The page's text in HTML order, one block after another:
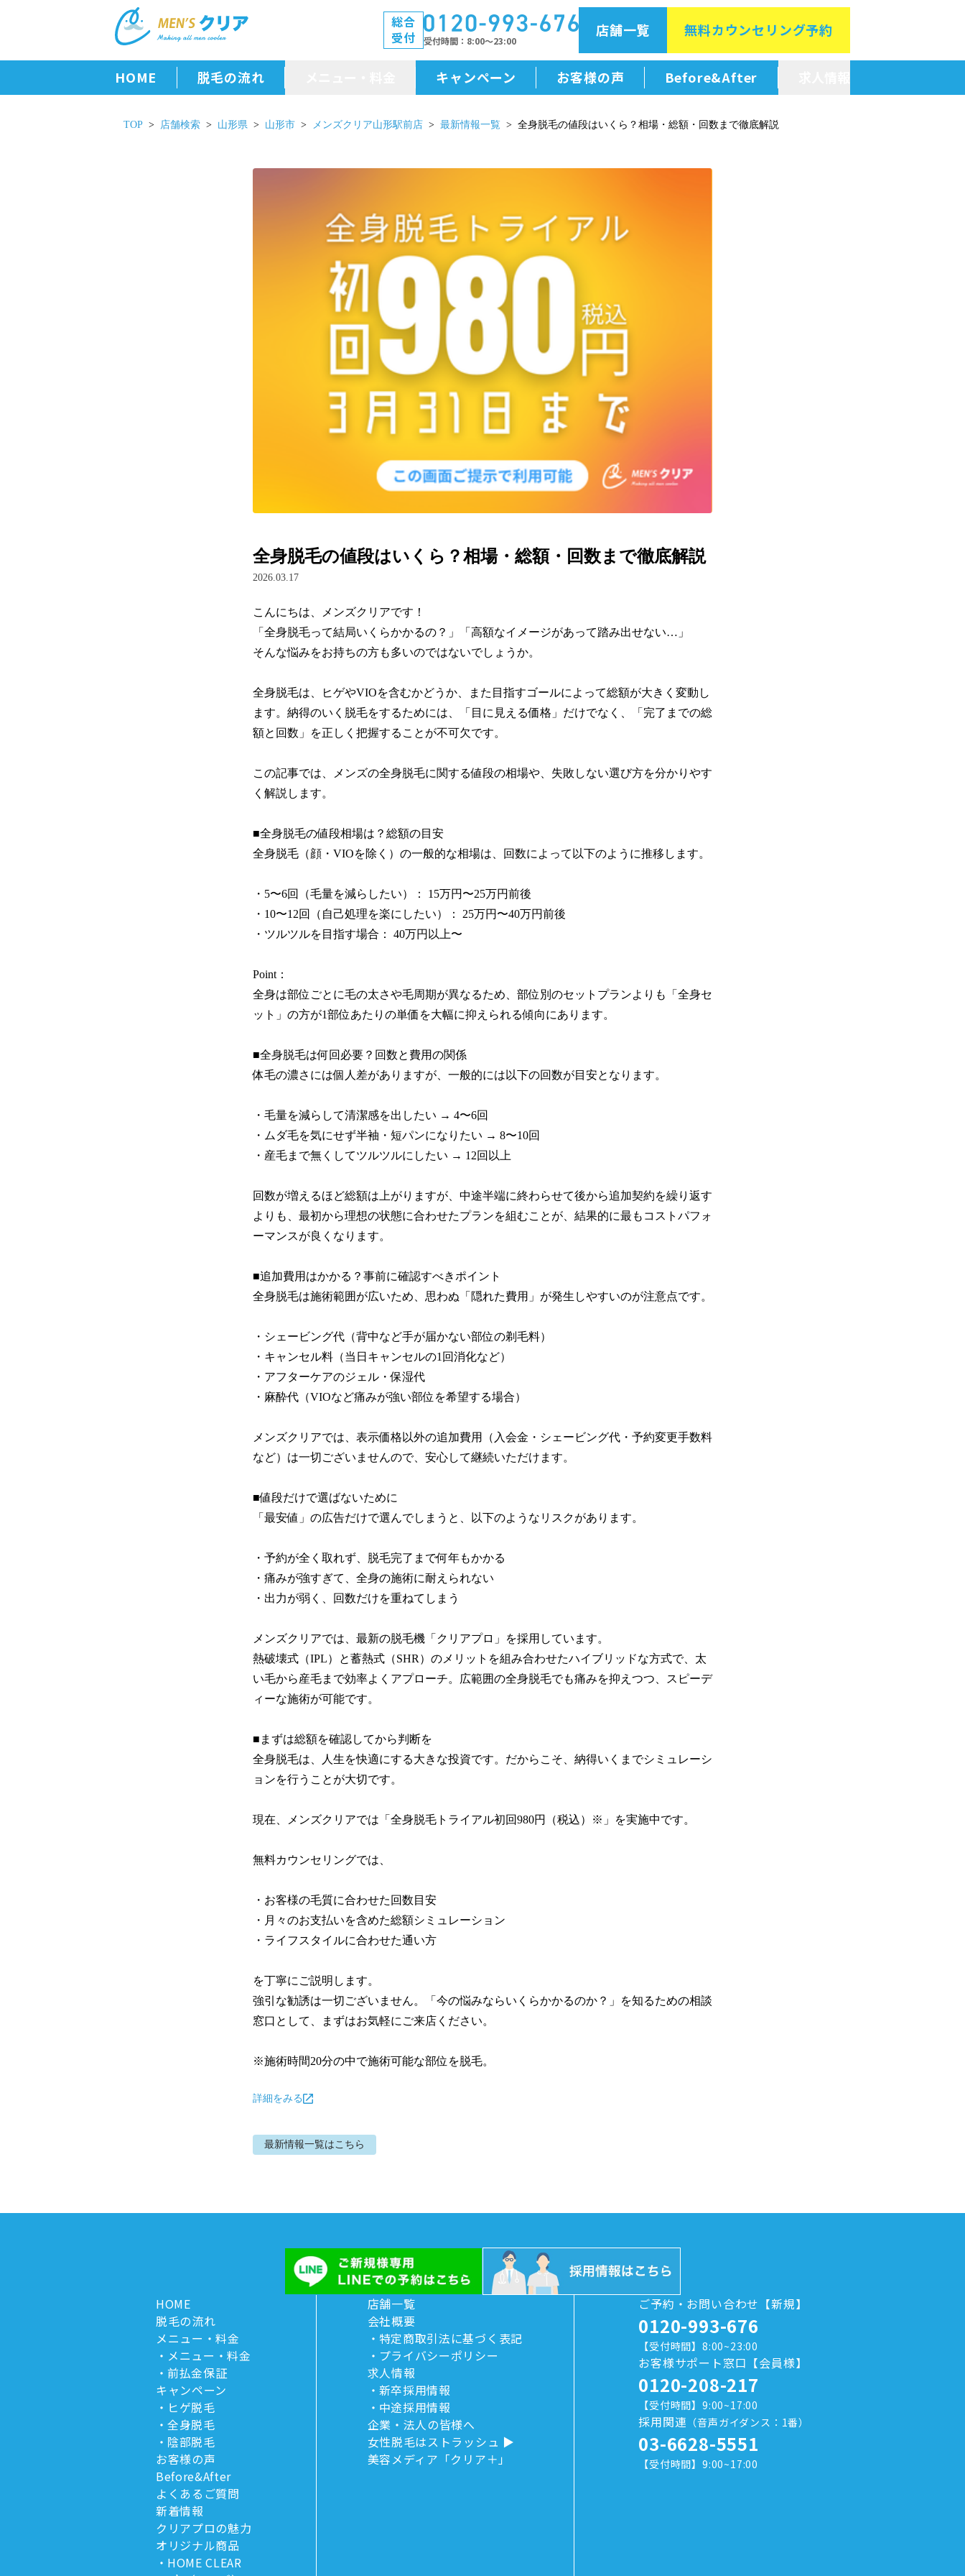
総合
受付
受付時間 8:00～23:00
店舗一覧 無料カウンセリング予約
HOME 脱毛の流れ
メニュー・料金
キャンペーン お客様の声 Before&After
TOP 店舗検索 山形県 山形市 メンズクリア山形駅前店 最新情報一覧 全身脱毛の値段はいくら？相場・総額・回数まで徹底解説
全身脱毛の値段はいくら？相場・総額・回数まで徹底解説
2026.03.17
こんにちは、メンズクリアです！
「全身脱毛って結局いくらかかるの？」「高額なイメージがあって踏み出せない…」
そんな悩みをお持ちの方も多いのではないでしょうか。
全身脱毛は、ヒゲやVIOを含むかどうか、また目指すゴールによって総額が大きく変動し
ます。納得のいく脱毛をするためには、「目に見える価格」だけでなく、「完了までの総
額と回数」を正しく把握することが不可欠です。
この記事では、メンズの全身脱毛に関する値段の相場や、失敗しない選び方を分かりやす
く解説します。
■全身脱毛の値段相場は？総額の目安
全身脱毛（顔・VIOを除く）の一般的な相場は、回数によって以下のように推移します。
・5〜6回（毛量を減らしたい）： 15万円〜25万円前後
・10〜12回（自己処理を楽にしたい）： 25万円〜40万円前後
・ツルツルを目指す場合： 40万円以上〜
Point：
全身は部位ごとに毛の太さや毛周期が異なるため、部位別のセットプランよりも「全身セ
ット」の方が1部位あたりの単価を大幅に抑えられる傾向にあります。
■全身脱毛は何回必要？回数と費用の関係
体毛の濃さには個人差がありますが、一般的には以下の回数が目安となります。
・毛量を減らして清潔感を出したい → 4〜6回
・ムダ毛を気にせず半袖・短パンになりたい → 8〜10回
・産毛まで無くしてツルツルにしたい → 12回以上
回数が増えるほど総額は上がりますが、中途半端に終わらせて後から追加契約を繰り返す
よりも、最初から理想の状態に合わせたプランを組むことが、結果的に最もコストパフォ
ーマンスが良くなります。
■追加費用はかかる？事前に確認すべきポイント
全身脱毛は施術範囲が広いため、思わぬ「隠れた費用」が発生しやすいのが注意点です。
・シェービング代（背中など手が届かない部位の剃毛料）
・キャンセル料（当日キャンセルの1回消化など）
・アフターケアのジェル・保湿代
・麻酔代（VIOなど痛みが強い部位を希望する場合）
メンズクリアでは、表示価格以外の追加費用（入会金・シェービング代・予約変更手数料
など）は一切ございませんので、安心して継続いただけます。
■値段だけで選ばないために
「最安値」の広告だけで選んでしまうと、以下のようなリスクがあります。
・予約が全く取れず、脱毛完了まで何年もかかる
・痛みが強すぎて、全身の施術に耐えられない
・出力が弱く、回数だけを重ねてしまう
メンズクリアでは、最新の脱毛機「クリアプロ」を採用しています。
熱破壊式（IPL）と蓄熱式（SHR）のメリットを組み合わせたハイブリッドな方式で、太
い毛から産毛まで効率よくアプローチ。広範囲の全身脱毛でも痛みを抑えつつ、スピーデ
ィーな施術が可能です。
■まずは総額を確認してから判断を
全身脱毛は、人生を快適にする大きな投資です。だからこそ、納得いくまでシミュレーシ
ョンを行うことが大切です。
現在、メンズクリアでは「全身脱毛トライアル初回980円（税込）※」を実施中です。
無料カウンセリングでは、
・お客様の毛質に合わせた回数目安
・月々のお支払いを含めた総額シミュレーション
・ライフスタイルに合わせた通い方
を丁寧にご説明します。
強引な勧誘は一切ございません。「今の悩みならいくらかかるのか？」を知るための相談
窓口として、まずはお気軽にご来店ください。
※施術時間20分の中で施術可能な部位を脱毛。
詳細をみる
最新情報一覧はこちら
HOME
脱毛の流れ
メニュー・料金
メニュー・料金
前払金保証
キャンペーン
ヒゲ脱毛
全身脱毛
陰部脱毛
お客様の声
Before&After
よくあるご質問
新着情報
クリアプロの魅力
オリジナル商品
HOME CLEAR
店舗一覧
会社概要
特定商取引法に基づく表記
プライバシーポリシー
求人情報
新卒採用情報
中途採用情報
企業・法人の皆様へ
女性脱毛はストラッシュ
美容メディア「クリア＋」
ご予約・お問い合わせ【新規】
0120-993-676
【受付時間】8:00~23:00
お客様サポート窓口【会員様】
0120-208-217
【受付時間】9:00~17:00
採用関連 （音声ガイダンス：1番）
03-6628-5551
【受付時間】9:00~17:00